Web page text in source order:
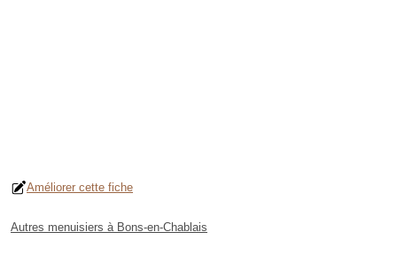
Améliorer cette fiche
Autres menuisiers à Bons-en-Chablais